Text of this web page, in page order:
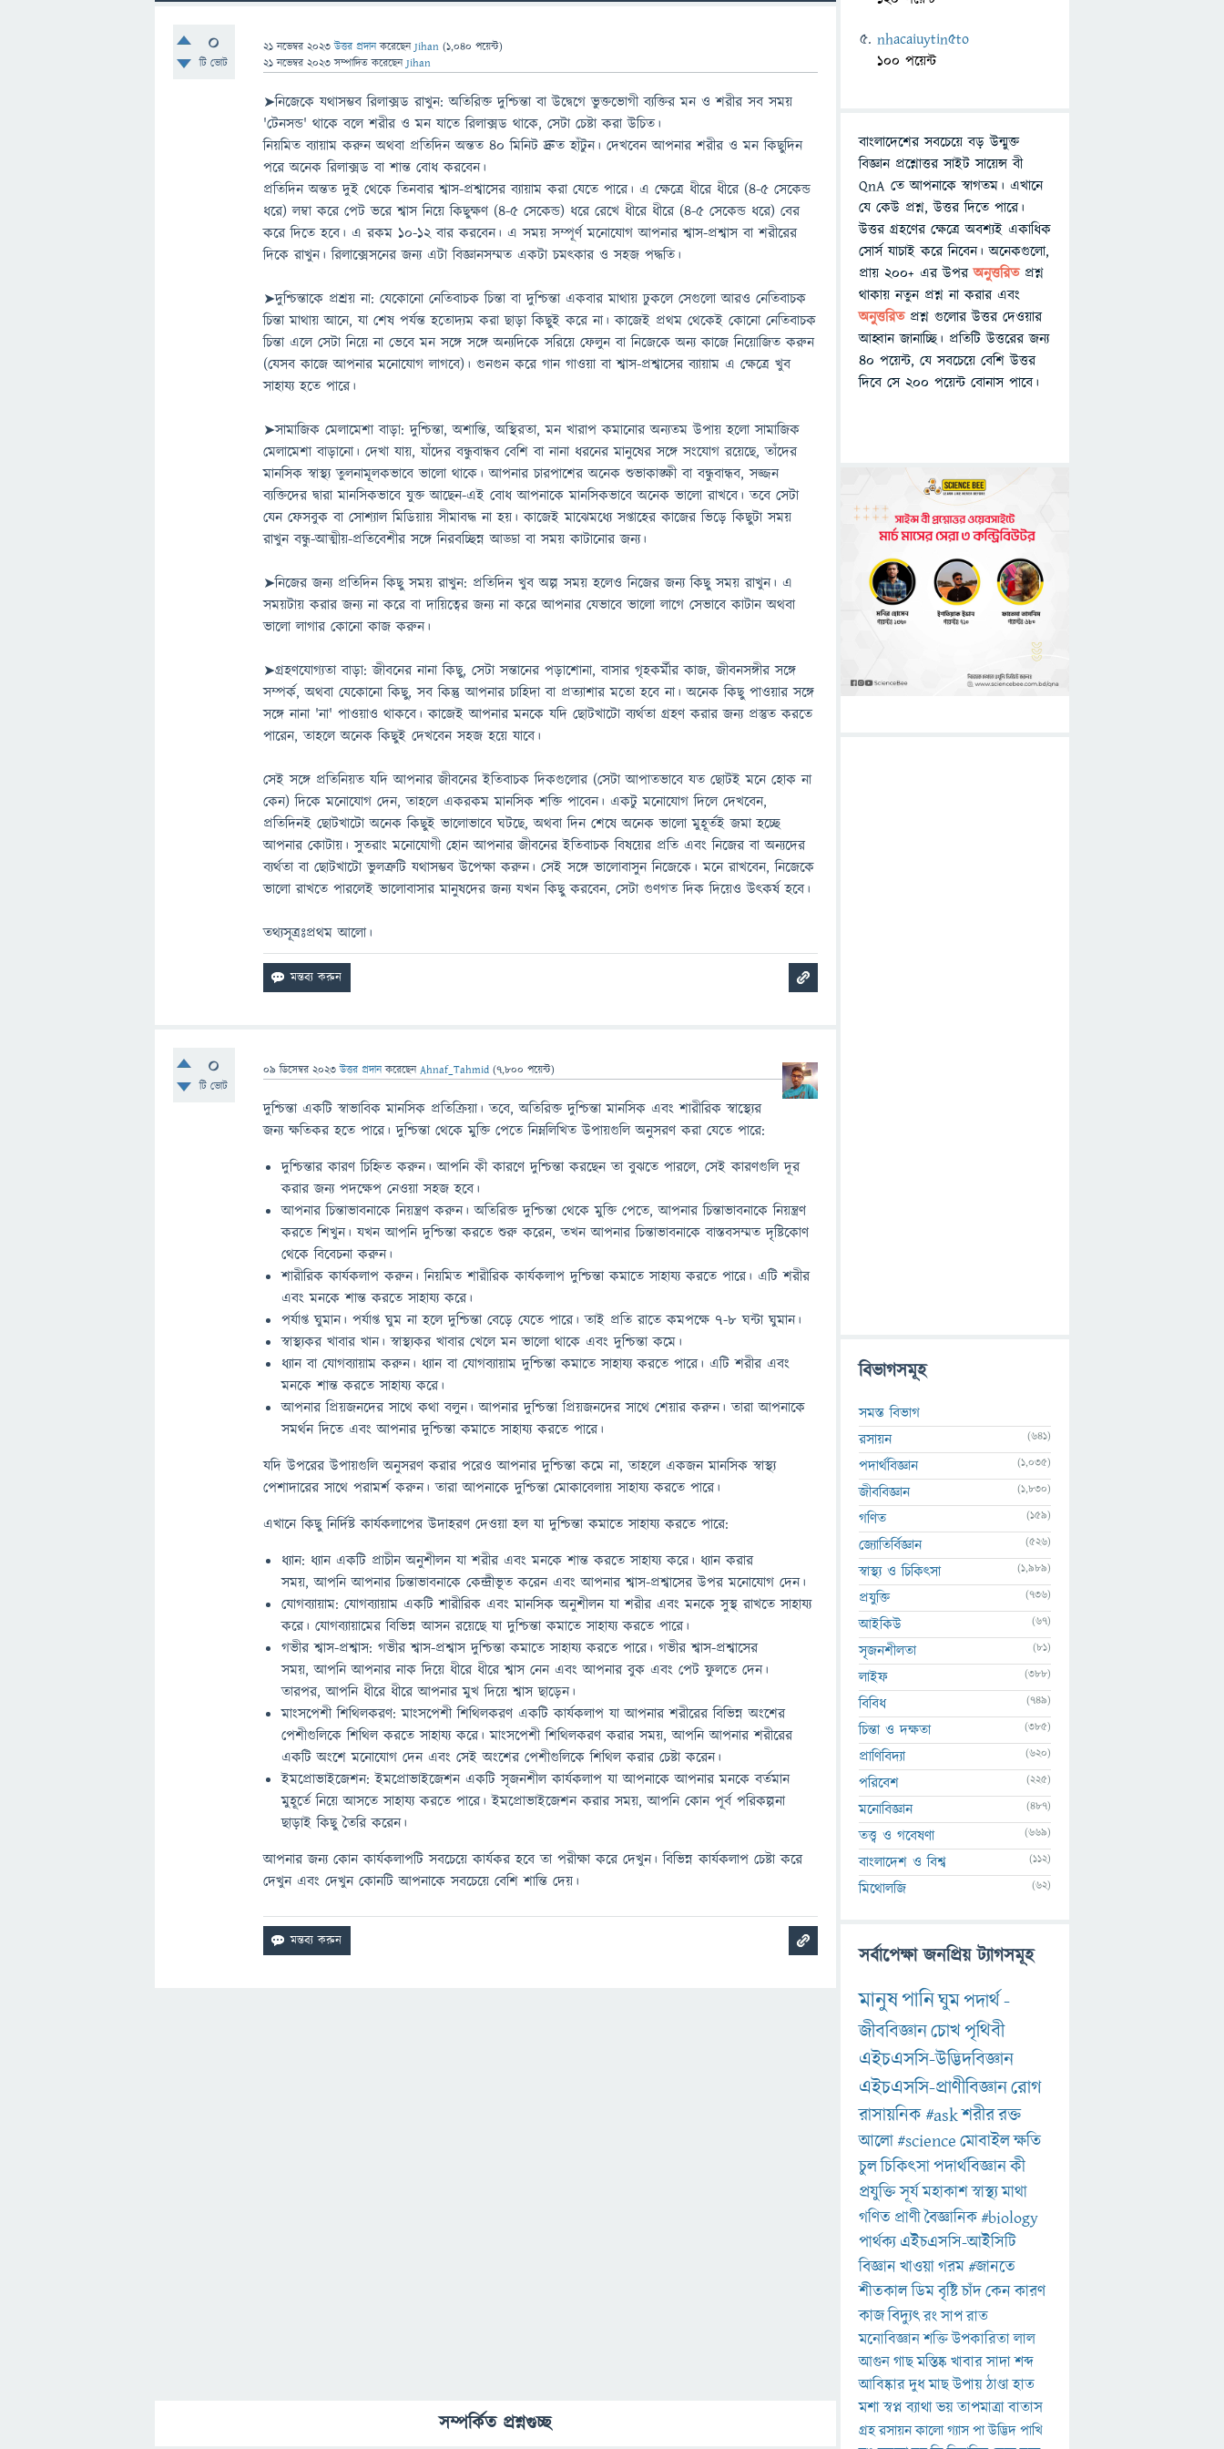
0
টি ভোট
21 নভেম্বর 2023 উত্তর প্রদান করেছেনJihan (1,040 পয়েন্ট)
21 নভেম্বর 2023 সম্পাদিত করেছেনJihan
➤নিজেকে যথাসম্ভব রিলাক্সড রাখুন: অতিরিক্ত দুশ্চিন্তা বা উদ্বেগে ভুক্তভোগী ব্যক্তির মন ও শরীর সব সময়
'টেনসন্ড' থাকে বলে শরীর ও মন যাতে রিলাক্সড থাকে, সেটা চেষ্টা করা উচিত।
নিয়মিত ব্যায়াম করুন অথবা প্রতিদিন অন্তত ৪০ মিনিট দ্রুত হাঁটুন। দেখবেন আপনার শরীর ও মন কিছুদিন
পরে অনেক রিলাক্সড বা শান্ত বোধ করবেন।
প্রতিদিন অন্তত দুই থেকে তিনবার শ্বাস-প্রশ্বাসের ব্যায়াম করা যেতে পারে। এ ক্ষেত্রে ধীরে ধীরে (৪-৫ সেকেন্ড
ধরে) লম্বা করে পেট ভরে শ্বাস নিয়ে কিছুক্ষণ (৪-৫ সেকেন্ড) ধরে রেখে ধীরে ধীরে (৪-৫ সেকেন্ড ধরে) বের
করে দিতে হবে। এ রকম ১০-১২ বার করবেন। এ সময় সম্পূর্ণ মনোযোগ আপনার শ্বাস-প্রশ্বাস বা শরীরের
দিকে রাখুন। রিলাক্সেসনের জন্য এটা বিজ্ঞানসম্মত একটা চমৎকার ও সহজ পদ্ধতি।
➤দুশ্চিন্তাকে প্রশ্রয় না: যেকোনো নেতিবাচক চিন্তা বা দুশ্চিন্তা একবার মাথায় ঢুকলে সেগুলো আরও নেতিবাচক
চিন্তা মাথায় আনে, যা শেষ পর্যন্ত হতোদ্যম করা ছাড়া কিছুই করে না। কাজেই প্রথম থেকেই কোনো নেতিবাচক
চিন্তা এলে সেটা নিয়ে না ভেবে মন সঙ্গে সঙ্গে অন্যদিকে সরিয়ে ফেলুন বা নিজেকে অন্য কাজে নিয়োজিত করুন
(যেসব কাজে আপনার মনোযোগ লাগবে)। গুনগুন করে গান গাওয়া বা শ্বাস-প্রশ্বাসের ব্যায়াম এ ক্ষেত্রে খুব
সাহায্য হতে পারে।
➤সামাজিক মেলামেশা বাড়া: দুশ্চিন্তা, অশান্তি, অস্থিরতা, মন খারাপ কমানোর অন্যতম উপায় হলো সামাজিক
মেলামেশা বাড়ানো। দেখা যায়, যাঁদের বন্ধুবান্ধব বেশি বা নানা ধরনের মানুষের সঙ্গে সংযোগ রয়েছে, তাঁদের
মানসিক স্বাস্থ্য তুলনামূলকভাবে ভালো থাকে। আপনার চারপাশের অনেক শুভাকাঙ্ক্ষী বা বন্ধুবান্ধব, সজ্জন
ব্যক্তিদের দ্বারা মানসিকভাবে যুক্ত আছেন-এই বোধ আপনাকে মানসিকভাবে অনেক ভালো রাখবে। তবে সেটা
যেন ফেসবুক বা সোশ্যাল মিডিয়ায় সীমাবদ্ধ না হয়। কাজেই মাঝেমধ্যে সপ্তাহের কাজের ভিড়ে কিছুটা সময়
রাখুন বন্ধু-আত্মীয়-প্রতিবেশীর সঙ্গে নিরবচ্ছিন্ন আড্ডা বা সময় কাটানোর জন্য।
➤নিজের জন্য প্রতিদিন কিছু সময় রাখুন: প্রতিদিন খুব অল্প সময় হলেও নিজের জন্য কিছু সময় রাখুন। এ
সময়টায় করার জন্য না করে বা দায়িত্বের জন্য না করে আপনার যেভাবে ভালো লাগে সেভাবে কাটান অথবা
ভালো লাগার কোনো কাজ করুন।
➤গ্রহণযোগ্যতা বাড়া: জীবনের নানা কিছু, সেটা সন্তানের পড়াশোনা, বাসার গৃহকর্মীর কাজ, জীবনসঙ্গীর সঙ্গে
সম্পর্ক, অথবা যেকোনো কিছু, সব কিন্তু আপনার চাহিদা বা প্রত্যাশার মতো হবে না। অনেক কিছু পাওয়ার সঙ্গে
সঙ্গে নানা 'না' পাওয়াও থাকবে। কাজেই আপনার মনকে যদি ছোটখাটো ব্যর্থতা গ্রহণ করার জন্য প্রস্তুত করতে
পারেন, তাহলে অনেক কিছুই দেখবেন সহজ হয়ে যাবে।
সেই সঙ্গে প্রতিনিয়ত যদি আপনার জীবনের ইতিবাচক দিকগুলোর (সেটা আপাতভাবে যত ছোটই মনে হোক না
কেন) দিকে মনোযোগ দেন, তাহলে একরকম মানসিক শক্তি পাবেন। একটু মনোযোগ দিলে দেখবেন,
প্রতিদিনই ছোটখাটো অনেক কিছুই ভালোভাবে ঘটছে, অথবা দিন শেষে অনেক ভালো মুহূর্তই জমা হচ্ছে
আপনার কোটায়। সুতরাং মনোযোগী হোন আপনার জীবনের ইতিবাচক বিষয়ের প্রতি এবং নিজের বা অন্যদের
ব্যর্থতা বা ছোটখাটো ভুলত্রুটি যথাসম্ভব উপেক্ষা করুন। সেই সঙ্গে ভালোবাসুন নিজেকে। মনে রাখবেন, নিজেকে
ভালো রাখতে পারলেই ভালোবাসার মানুষদের জন্য যখন কিছু করবেন, সেটা গুণগত দিক দিয়েও উৎকর্ষ হবে।
তথ্যসূত্রঃপ্রথম আলো।
0
টি ভোট
09 ডিসেম্বর 2023 উত্তর প্রদান করেছেনAhnaf_Tahmid (7,800 পয়েন্ট)
দুশ্চিন্তা একটি স্বাভাবিক মানসিক প্রতিক্রিয়া। তবে, অতিরিক্ত দুশ্চিন্তা মানসিক এবং শারীরিক স্বাস্থ্যের
জন্য ক্ষতিকর হতে পারে। দুশ্চিন্তা থেকে মুক্তি পেতে নিম্নলিখিত উপায়গুলি অনুসরণ করা যেতে পারে:
দুশ্চিন্তার কারণ চিহ্নিত করুন। আপনি কী কারণে দুশ্চিন্তা করছেন তা বুঝতে পারলে, সেই কারণগুলি দূর
করার জন্য পদক্ষেপ নেওয়া সহজ হবে।
আপনার চিন্তাভাবনাকে নিয়ন্ত্রণ করুন। অতিরিক্ত দুশ্চিন্তা থেকে মুক্তি পেতে, আপনার চিন্তাভাবনাকে নিয়ন্ত্রণ
করতে শিখুন। যখন আপনি দুশ্চিন্তা করতে শুরু করেন, তখন আপনার চিন্তাভাবনাকে বাস্তবসম্মত দৃষ্টিকোণ
থেকে বিবেচনা করুন।
শারীরিক কার্যকলাপ করুন। নিয়মিত শারীরিক কার্যকলাপ দুশ্চিন্তা কমাতে সাহায্য করতে পারে। এটি শরীর
এবং মনকে শান্ত করতে সাহায্য করে।
পর্যাপ্ত ঘুমান। পর্যাপ্ত ঘুম না হলে দুশ্চিন্তা বেড়ে যেতে পারে। তাই প্রতি রাতে কমপক্ষে ৭-৮ ঘন্টা ঘুমান।
স্বাস্থ্যকর খাবার খান। স্বাস্থ্যকর খাবার খেলে মন ভালো থাকে এবং দুশ্চিন্তা কমে।
ধ্যান বা যোগব্যায়াম করুন। ধ্যান বা যোগব্যায়াম দুশ্চিন্তা কমাতে সাহায্য করতে পারে। এটি শরীর এবং
মনকে শান্ত করতে সাহায্য করে।
আপনার প্রিয়জনদের সাথে কথা বলুন। আপনার দুশ্চিন্তা প্রিয়জনদের সাথে শেয়ার করুন। তারা আপনাকে
সমর্থন দিতে এবং আপনার দুশ্চিন্তা কমাতে সাহায্য করতে পারে।
যদি উপরের উপায়গুলি অনুসরণ করার পরেও আপনার দুশ্চিন্তা কমে না, তাহলে একজন মানসিক স্বাস্থ্য
পেশাদারের সাথে পরামর্শ করুন। তারা আপনাকে দুশ্চিন্তা মোকাবেলায় সাহায্য করতে পারে।
এখানে কিছু নির্দিষ্ট কার্যকলাপের উদাহরণ দেওয়া হল যা দুশ্চিন্তা কমাতে সাহায্য করতে পারে:
ধ্যান: ধ্যান একটি প্রাচীন অনুশীলন যা শরীর এবং মনকে শান্ত করতে সাহায্য করে। ধ্যান করার
সময়, আপনি আপনার চিন্তাভাবনাকে কেন্দ্রীভূত করেন এবং আপনার শ্বাস-প্রশ্বাসের উপর মনোযোগ দেন।
যোগব্যায়াম: যোগব্যায়াম একটি শারীরিক এবং মানসিক অনুশীলন যা শরীর এবং মনকে সুস্থ রাখতে সাহায্য
করে। যোগব্যায়ামের বিভিন্ন আসন রয়েছে যা দুশ্চিন্তা কমাতে সাহায্য করতে পারে।
গভীর শ্বাস-প্রশ্বাস: গভীর শ্বাস-প্রশ্বাস দুশ্চিন্তা কমাতে সাহায্য করতে পারে। গভীর শ্বাস-প্রশ্বাসের
সময়, আপনি আপনার নাক দিয়ে ধীরে ধীরে শ্বাস নেন এবং আপনার বুক এবং পেট ফুলতে দেন।
তারপর, আপনি ধীরে ধীরে আপনার মুখ দিয়ে শ্বাস ছাড়েন।
মাংসপেশী শিথিলকরণ: মাংসপেশী শিথিলকরণ একটি কার্যকলাপ যা আপনার শরীরের বিভিন্ন অংশের
পেশীগুলিকে শিথিল করতে সাহায্য করে। মাংসপেশী শিথিলকরণ করার সময়, আপনি আপনার শরীরের
একটি অংশে মনোযোগ দেন এবং সেই অংশের পেশীগুলিকে শিথিল করার চেষ্টা করেন।
ইমপ্রোভাইজেশন: ইমপ্রোভাইজেশন একটি সৃজনশীল কার্যকলাপ যা আপনাকে আপনার মনকে বর্তমান
মুহূর্তে নিয়ে আসতে সাহায্য করতে পারে। ইমপ্রোভাইজেশন করার সময়, আপনি কোন পূর্ব পরিকল্পনা
ছাড়াই কিছু তৈরি করেন।
আপনার জন্য কোন কার্যকলাপটি সবচেয়ে কার্যকর হবে তা পরীক্ষা করে দেখুন। বিভিন্ন কার্যকলাপ চেষ্টা করে
দেখুন এবং দেখুন কোনটি আপনাকে সবচেয়ে বেশি শান্তি দেয়।
সম্পর্কিত প্রশ্নগুচ্ছ
nhacaiuytin5to
100 পয়েন্ট
বাংলাদেশের সবচেয়ে বড় উন্মুক্ত
বিজ্ঞান প্রশ্নোত্তর সাইট সায়েন্স বী
QnA তে আপনাকে স্বাগতম। এখানে
যে কেউ প্রশ্ন, উত্তর দিতে পারে।
উত্তর গ্রহণের ক্ষেত্রে অবশ্যই একাধিক
সোর্স যাচাই করে নিবেন। অনেকগুলো,
প্রায় ২০০+ এর উপরঅনুত্তরিতপ্রশ্ন
থাকায় নতুন প্রশ্ন না করার এবং
অনুত্তরিত প্রশ্ন গুলোর উত্তর দেওয়ার
আহ্বান জানাচ্ছি। প্রতিটি উত্তরের জন্য
৪০ পয়েন্ট, যে সবচেয়ে বেশি উত্তর
দিবে সে ২০০ পয়েন্ট বোনাস পাবে।
বিভাগসমূহ
সমস্ত বিভাগ
রসায়ন
(641)
পদার্থবিজ্ঞান (1,035)
জীববিজ্ঞান (1,830)
গণিত (159)
জ্যোতির্বিজ্ঞান (526)
স্বাস্থ্য ও চিকিৎসা (1,989)
প্রযুক্তি (736)
আইকিউ (67)
সৃজনশীলতা (81)
লাইফ (388)
বিবিধ (749)
চিন্তা ও দক্ষতা (385)
প্রাণিবিদ্যা (620)
পরিবেশ (225)
মনোবিজ্ঞান (487)
তত্ত্ব ও গবেষণা (669)
বাংলাদেশ ও বিশ্ব (112)
মিথোলজি (62)
সর্বাপেক্ষা জনপ্রিয় ট্যাগসমূহ
মানুষপানিঘুমপদার্থ-
জীববিজ্ঞানচোখপৃথিবী
এইচএসসি-উদ্ভিদবিজ্ঞান
এইচএসসি-প্রাণীবিজ্ঞানরোগ
রাসায়নিক#askশরীররক্ত
আলো#scienceমোবাইলক্ষতি
চুলচিকিৎসাপদার্থবিজ্ঞানকী
প্রযুক্তিসূর্যমহাকাশস্বাস্থ্যমাথা
গণিত প্রাণীবৈজ্ঞানিক#biology
পার্থক্য এইচএসসি-আইসিটি
বিজ্ঞানখাওয়াগরম#জানতে
শীতকালডিমবৃষ্টিচাঁদকেনকারণ
কাজবিদ্যুৎরংসাপরাত
মনোবিজ্ঞানশক্তিউপকারিতালাল
আগুনগাছমস্তিষ্কখাবারসাদাশব্দ
আবিষ্কারদুধমাছউপায়ঠাণ্ডাহাত
মশাস্বপ্নব্যাথাভয়তাপমাত্রাবাতাস
গ্রহরসায়নকালোগ্যাসপাউদ্ভিদপাখি